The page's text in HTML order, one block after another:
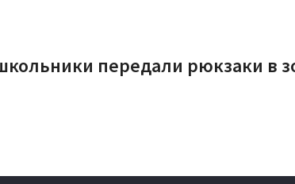
передали рюкзаки в